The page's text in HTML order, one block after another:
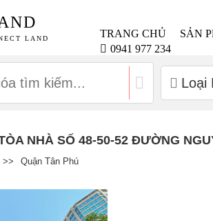
LAND TRANG CHỦ SẢN
0941 977 234
Loại
NHÀ SỐ 48-50-52 ĐƯỜNG
>> Quận Tân Phú